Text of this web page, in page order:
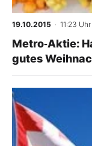
19.10.2015 · 11:23 Uhr
Metro‑Aktie:
gutes